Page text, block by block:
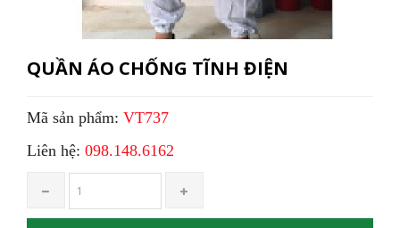
QUẦN ÁO CHỐNG TĨNH ĐIỆN
Mã sản phẩm: VT737
Liên hệ: 098.148.6162